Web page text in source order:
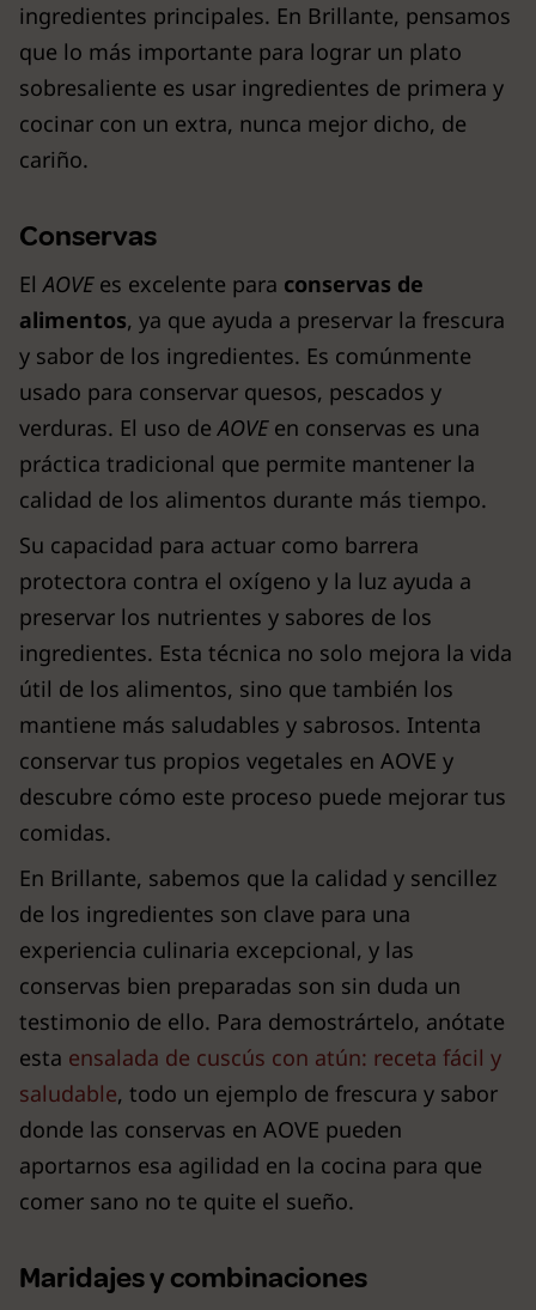
ingredientes principales. En Brillante, pensamos
que lo más importante para lograr un plato
sobresaliente es usar ingredientes de primera y
cocinar con un extra, nunca mejor dicho, de
cariño.
Conservas
ElAOVEes excelente para conservas de
alimentos, ya que ayuda a preservar la frescura
y sabor de los ingredientes. Es comúnmente
usado para conservar quesos, pescados y
verduras. El uso deAOVEen conservas es una
práctica tradicional que permite mantener la
calidad de los alimentos durante más tiempo.
Su capacidad para actuar como barrera
protectora contra el oxígeno y la luz ayuda a
preservar los nutrientes y sabores de los
ingredientes. Esta técnica no solo mejora la vida
útil de los alimentos, sino que también los
mantiene más saludables y sabrosos. Intenta
conservar tus propios vegetales en AOVE y
descubre cómo este proceso puede mejorar tus
comidas.
En Brillante, sabemos que la calidad y sencillez
de los ingredientes son clave para una
experiencia culinaria excepcional, y las
conservas bien preparadas son sin duda un
testimonio de ello. Para demostrártelo, anótate
esta ensalada de cuscús con atún: receta fácil y
saludable, todo un ejemplo de frescura y sabor
donde las conservas en AOVE pueden
aportarnos esa agilidad en la cocina para que
comer sano no te quite el sueño.
Maridajes y combinaciones